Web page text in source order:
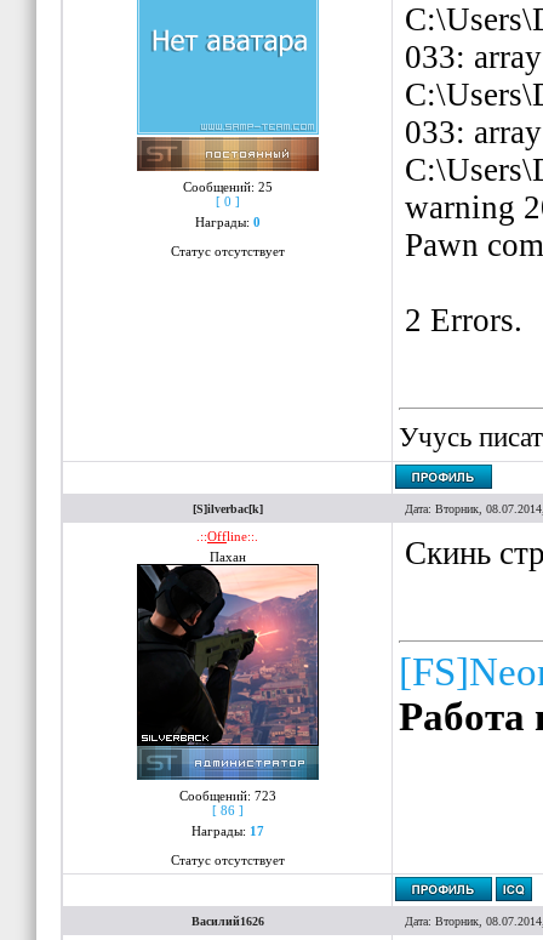
Сообщений: 25
[ 0 ]
Награды: 0
Статус отсутствует
033:
033:
warning
Pawn
2 Errors.
Учусь
[S]ilverbac[k] Дата: Вторник,
.::Offline::.
Пахан
Сообщений: 723
[ 86 ]
Награды: 17
Статус отсутствует
Скинь
Работа
Василий1626 Дата: Вторник,